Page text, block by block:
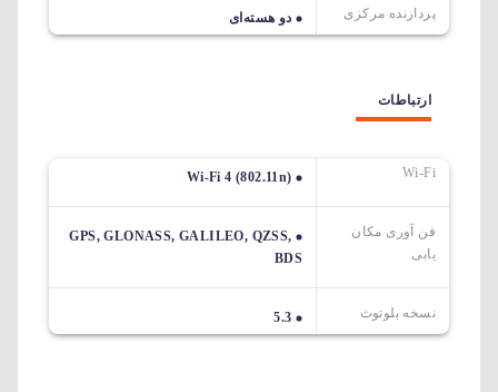
پردازنده مرکزی دو هسته‌ای
ارتباطات
Wi-Fi
Wi-Fi 4 (802.11n)
فن آوری مکان
یابی
GPS, GLONASS, GALILEO, QZSS,
BDS
نسخه بلوتوث 5.3